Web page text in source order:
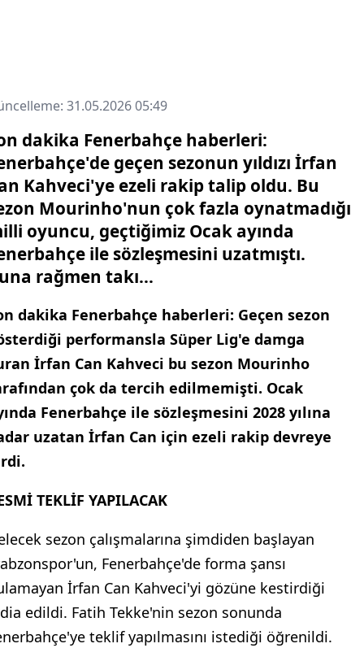
31.05.2026 05:49
dakika Fenerbahçe haberleri:
geçen sezonun yıldızı İrfan
Kahveci'ye ezeli rakip talip oldu. Bu
Mourinho'nun çok fazla oynatmadığı
oyuncu, geçtiğimiz Ocak ayında
ile sözleşmesini uzatmıştı.
rağmen takı...
dakika Fenerbahçe haberleri: Geçen sezon
performansla Süper Lig'e damga
İrfan Can Kahveci bu sezon Mourinho
çok da tercih edilmemişti. Ocak
Fenerbahçe ile sözleşmesini 2028 yılına
uzatan İrfan Can için ezeli rakip devreye
TEKLİF YAPILACAK
sezon çalışmalarına şimdiden başlayan
Fenerbahçe'de forma şansı
İrfan Can Kahveci'yi gözüne kestirdiği
edildi. Fatih Tekke'nin sezon sonunda
teklif yapılmasını istediği öğrenildi.